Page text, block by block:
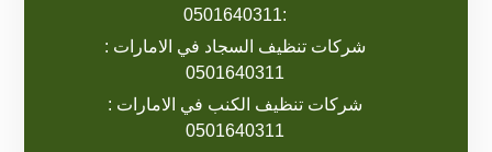
:0501640311
شركات تنظيف السجاد في الامارات :
0501640311
شركات تنظيف الكنب في الامارات :
0501640311